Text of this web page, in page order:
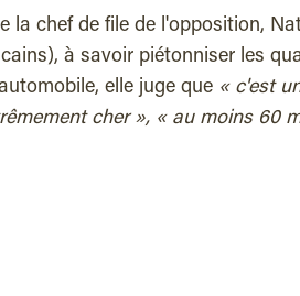
la chef de file de l'opposition,
à savoir piétonniser les
elle juge que « c'est
cher », « au moins 60